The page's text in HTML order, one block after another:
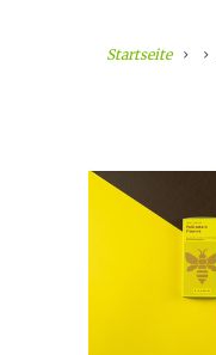
Startseite